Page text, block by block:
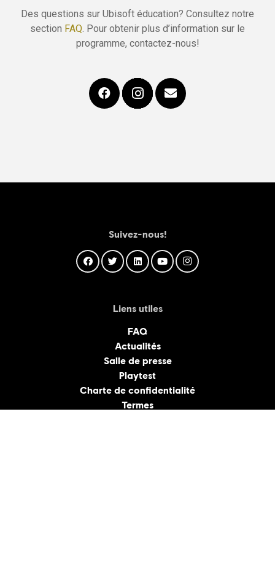
Des questions sur Ubisoft éducation? Consultez notre
section FAQ. Pour obtenir plus d’information sur le
programme, contactez-nous!
Suivez-nous!
Liens utiles
FAQ
Actualités
Salle de presse
Playtest
Charte de confidentialité
Termes